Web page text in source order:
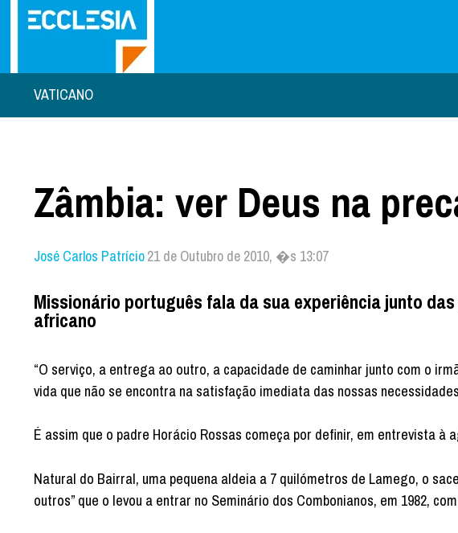
VATICANO
Zâmbia: ver Deus na
José Carlos Patrício21 de Outubro de 2010, �s 13:07
Missionário português fala da sua experiência junto
africano
“O serviço, a entrega ao outro, a capacidade de caminhar junto com o
vida que não se encontra na satisfação imediata das nossas
É assim que o padre Horácio Rossas começa por definir, em entrevista à
Natural do Bairral, uma pequena aldeia a 7 quilómetros de Lamego, o
outros” que o levou a entrar no Seminário dos Combonianos, em 1982,